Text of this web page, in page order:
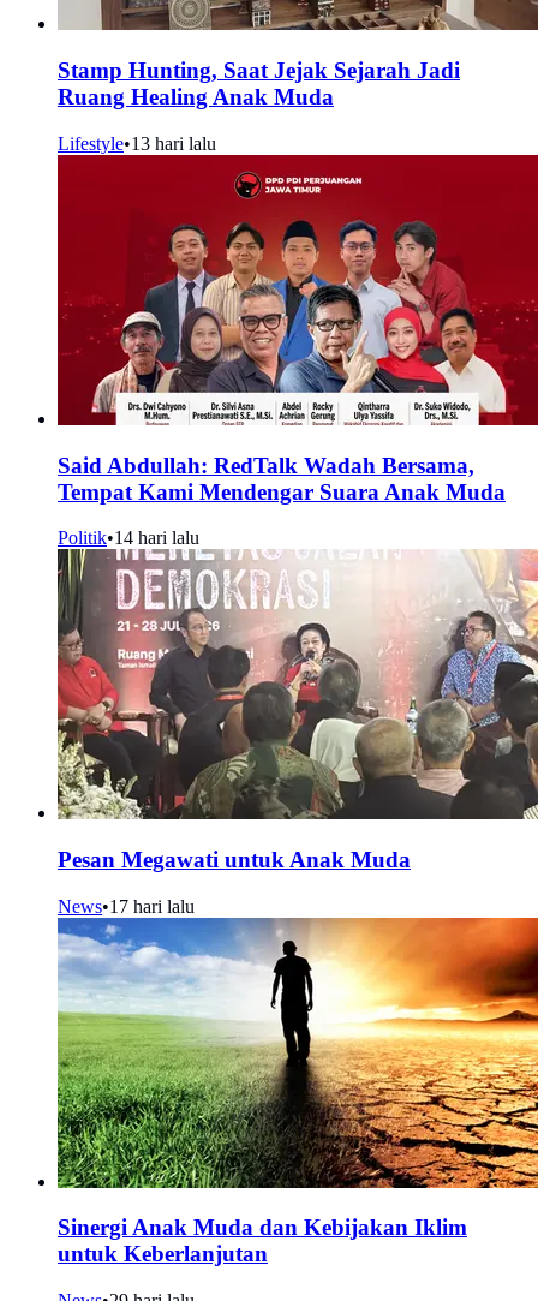
Stamp Hunting, Saat Jejak Sejarah Jadi
Ruang Healing Anak Muda
Lifestyle•13 hari lalu
Said Abdullah: RedTalk Wadah Bersama,
Tempat Kami Mendengar Suara Anak Muda
Politik•14 hari lalu
Pesan Megawati untuk Anak Muda
News•17 hari lalu
Sinergi Anak Muda dan Kebijakan Iklim
untuk Keberlanjutan